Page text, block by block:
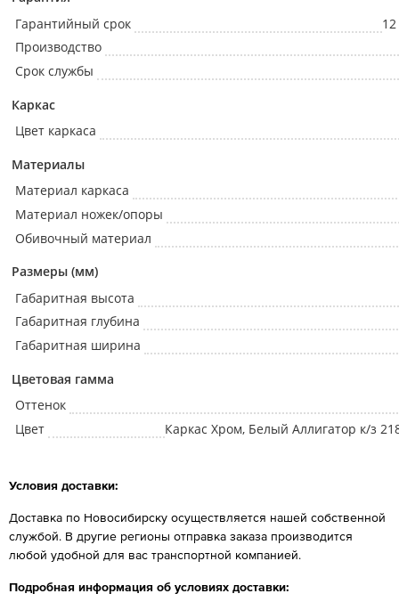
Гарантийный срок
Производство
Срок службы
Каркас
Цвет каркаса
Материалы
Материал каркаса
Материал ножек/опоры
Обивочный материал
Размеры (мм)
Габаритная высота
Габаритная глубина
Габаритная ширина
Цветовая гамма
Оттенок
Цвет
Каркас Хром, Белый Аллигатор к/з
Условия доставки:
Доставка по Новосибирску осуществляется нашей собственной
службой. В другие регионы отправка заказа производится
любой удобной для вас транспортной компанией.
Подробная информация об условиях доставки: